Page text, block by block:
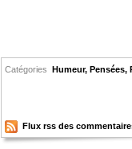
Catégories Humeur, Pensées,
Flux rss des